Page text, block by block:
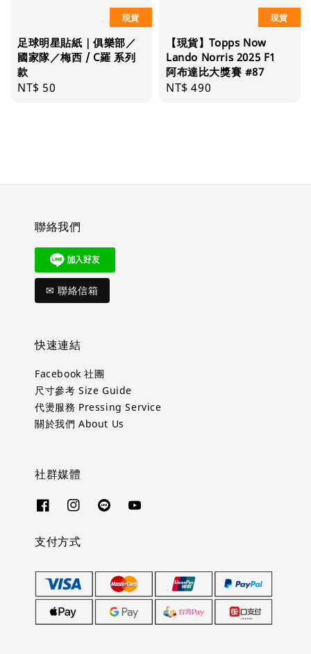
現貨
足球明星貼紙｜俱樂部／
國家隊／梅西 / C羅 系列
款
Regular
NT$ 50
現貨
【現貨】Topps Now
Lando Norris 2025 F1
阿布達比大獎賽 #87
Regular
NT$ 490
聯絡我們
✉ 聯絡信箱
快速連結
Facebook 社團
尺寸參考 Size Guide
代燙服務 Pressing Service
關於我們 About Us
社群媒體
支付方式